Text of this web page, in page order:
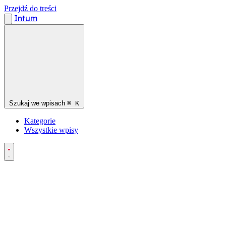
Przejdź do treści
Intum
Szukaj we wpisach ⌘ K
Kategorie
Wszystkie wpisy